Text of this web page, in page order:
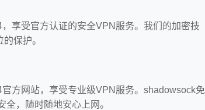
享受官方认证的安全VPN服务。我们的加密技
保护。
方网站，享受专业级VPN服务。shadowsock免
，随时随地安心上网。